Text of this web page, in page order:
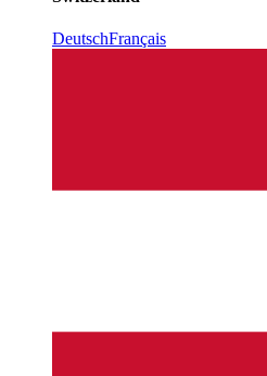
DeutschFrançais